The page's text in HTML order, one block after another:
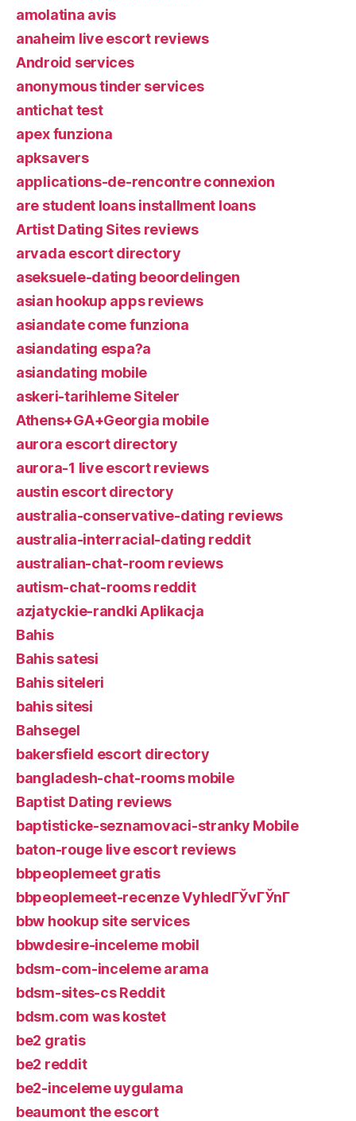
amolatina avis
anaheim live escort reviews
Android services
anonymous tinder services
antichat test
apex funziona
apksavers
applications-de-rencontre connexion
are student loans installment loans
Artist Dating Sites reviews
arvada escort directory
aseksuele-dating beoordelingen
asian hookup apps reviews
asiandate come funziona
asiandating espa?a
asiandating mobile
askeri-tarihleme Siteler
Athens+GA+Georgia mobile
aurora escort directory
aurora-1 live escort reviews
austin escort directory
australia-conservative-dating reviews
australia-interracial-dating reddit
australian-chat-room reviews
autism-chat-rooms reddit
azjatyckie-randki Aplikacja
Bahis
Bahis satesi
Bahis siteleri
bahis sitesi
Bahsegel
bakersfield escort directory
bangladesh-chat-rooms mobile
Baptist Dating reviews
baptisticke-seznamovaci-stranky Mobile
baton-rouge live escort reviews
bbpeoplemeet gratis
bbpeoplemeet-recenze VyhledГЎvГЎnГ­
bbw hookup site services
bbwdesire-inceleme mobil
bdsm-com-inceleme arama
bdsm-sites-cs Reddit
bdsm.com was kostet
be2 gratis
be2 reddit
be2-inceleme uygulama
beaumont the escort